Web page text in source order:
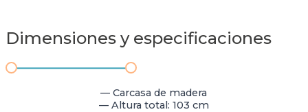
Dimensiones y especificaciones
— Carcasa de madera
— Altura total: 103 cm